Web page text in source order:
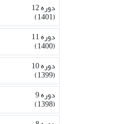
دوره 12
(1401)
دوره 11
(1400)
دوره 10
(1399)
دوره 9
(1398)